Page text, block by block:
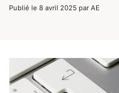
Publié le 8 avril 2025 par AE